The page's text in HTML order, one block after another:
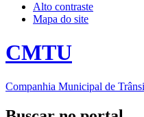
Alto contraste
Mapa do site
CMTU
Companhia Municipal de